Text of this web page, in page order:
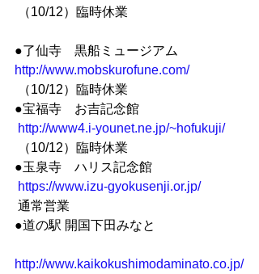
（10/12）臨時休業
●了仙寺　黒船ミュージアム
http://www.mobskurofune.com/
（10/12）臨時休業
●宝福寺　お吉記念館
http://www4.i-younet.ne.jp/~hofukuji/
（10/12）臨時休業
●玉泉寺　ハリス記念館
https://www.izu-gyokusenji.or.jp/
通常営業
●道の駅 開国下田みなと
http://www.kaikokushimodaminato.co.jp/